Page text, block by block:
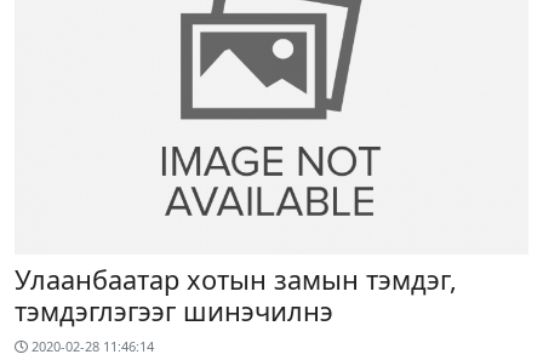
Улаанбаатар хотын замын тэмдэг,
тэмдэглэгээг шинэчилнэ
2020-02-28 11:46:14